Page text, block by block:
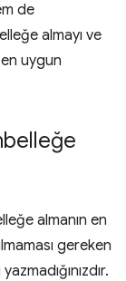
de
almayı ve
uygun
almanın en
gereken